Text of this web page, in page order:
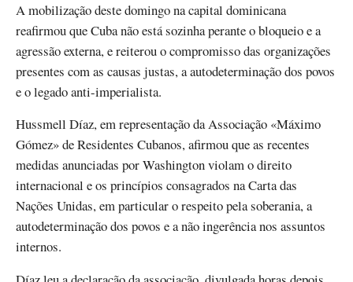
A mobilização deste domingo na capital dominicana
reafirmou que Cuba não está sozinha perante o bloqueio e a
agressão externa, e reiterou o compromisso das organizações
presentes com as causas justas, a autodeterminação dos povos
e o legado anti-imperialista.
Hussmell Díaz, em representação da Associação «Máximo
Gómez» de Residentes Cubanos, afirmou que as recentes
medidas anunciadas por Washington violam o direito
internacional e os princípios consagrados na Carta das
Nações Unidas, em particular o respeito pela soberania, a
autodeterminação dos povos e a não ingerência nos assuntos
internos.